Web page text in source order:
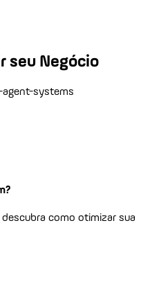
seu Negócio
systems
como otimizar sua